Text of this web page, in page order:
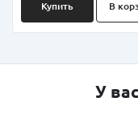
Купить В
У